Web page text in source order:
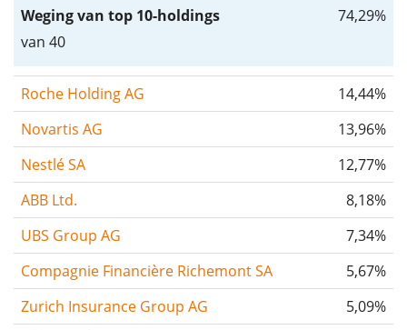
Weging van top 10-holdings
van 40
74,29%
Roche Holding AG
14,44%
Novartis AG
13,96%
Nestlé SA
12,77%
ABB Ltd.
8,18%
UBS Group AG
7,34%
Compagnie Financière Richemont SA
5,67%
Zurich Insurance Group AG
5,09%